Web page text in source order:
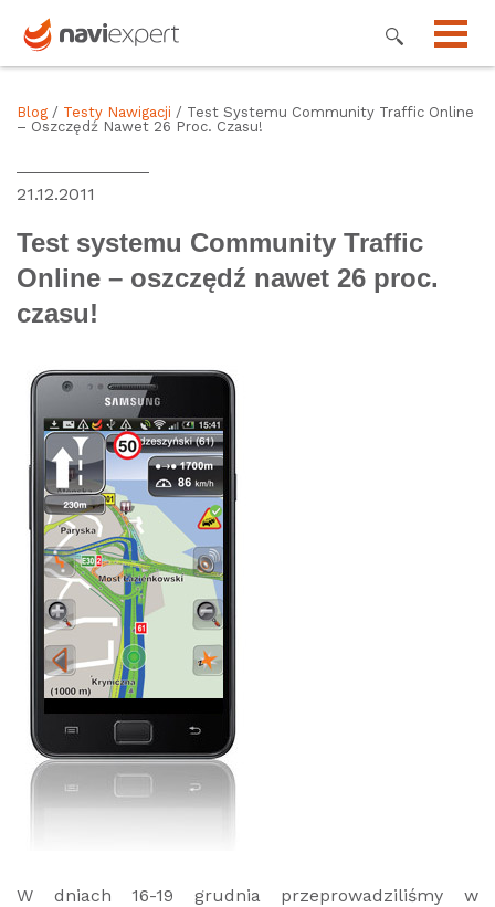
Blog / Testy Nawigacji / Test Systemu Community Traffic Online
– Oszczędź Nawet 26 Proc. Czasu!
21.12.2011
Test systemu Community Traffic
Online – oszczędź nawet 26 proc.
czasu!
W dniach 16-19 grudnia przeprowadziliśmy w